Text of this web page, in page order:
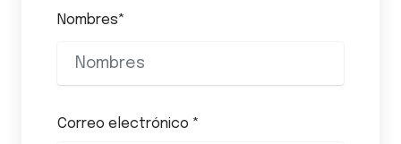
Nombres*
Correo electrónico *